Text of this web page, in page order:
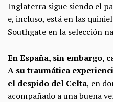
Inglaterra sigue siendo el
e, incluso, está en las
Southgate en la selección
En España, sin embargo,
A su traumática
el despido del Celta, en
acompañado a una buena